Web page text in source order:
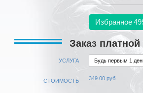
Избранное
Заказ
УСЛУГА
СТОИМОСТЬ 349.00 руб.